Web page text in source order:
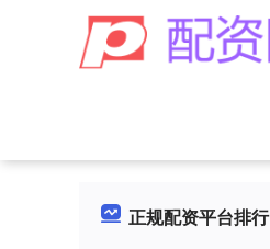
正规配资平台排行